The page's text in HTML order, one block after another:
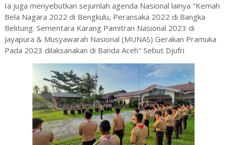
Ia juga menyebutkan sejumlah agenda Nasional lainya "Kemah
Bela Nagara 2022 di Bengkulu, Peransaka 2022 di Bangka
Belitung. Sementara Karang Pamitran Nasional 2023 di
Jayapura & Musyawarah Nasional (MUNAS) Gerakan Pramuka
Pada 2023 dilaksanakan di Banda Aceh" Sebut Djufri